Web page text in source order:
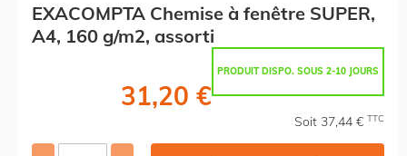
EXACOMPTA Chemise à fenêtre SUPER,
A4, 160 g/m2, assorti
PRODUIT DISPO. SOUS 2-10 JOURS
31,20 €
Soit 37,44 € TTC